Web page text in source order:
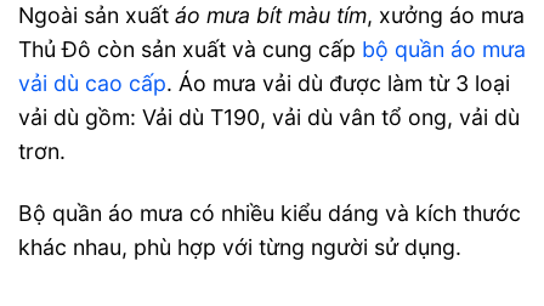
Ngoài sản xuất áo mưa bít màu tím, xưởng áo mưa
Thủ Đô còn sản xuất và cung cấp bộ quần áo mưa
vải dù cao cấp. Áo mưa vải dù được làm từ 3 loại
vải dù gồm: Vải dù T190, vải dù vân tổ ong, vải dù
trơn.
Bộ quần áo mưa có nhiều kiểu dáng và kích thước
khác nhau, phù hợp với từng người sử dụng.